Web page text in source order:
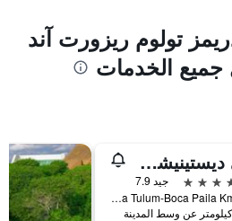
تولوم ريزورت آند
الخدمات
بي ديستينيشن تولوم
جيد 7.9
Carretera Tulum-Boca Paila Km.10, تولوم, ولاية كينتانا رو, المكسيك